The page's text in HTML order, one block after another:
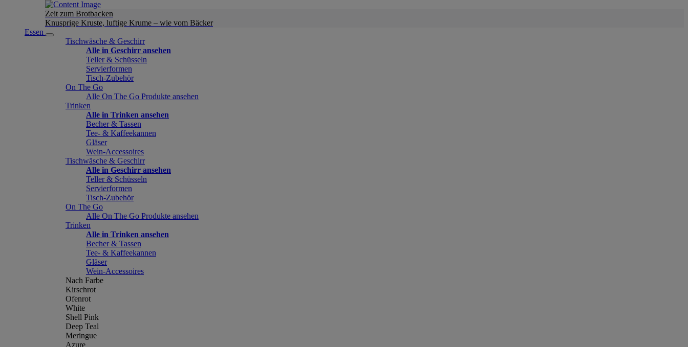
Zeit zum Brotbacken
Knusprige Kruste, luftige Krume – wie vom Bäcker
Essen
Tischwäsche & Geschirr
Alle in Geschirr ansehen
Teller & Schüsseln
Servierformen
Tisch-Zubehör
On The Go
Alle On The Go Produkte ansehen
Trinken
Alle in Trinken ansehen
Becher & Tassen
Tee- & Kaffeekannen
Gläser
Wein-Accessoires
Tischwäsche & Geschirr
Alle in Geschirr ansehen
Teller & Schüsseln
Servierformen
Tisch-Zubehör
On The Go
Alle On The Go Produkte ansehen
Trinken
Alle in Trinken ansehen
Becher & Tassen
Tee- & Kaffeekannen
Gläser
Wein-Accessoires
Nach Farbe
Kirschrot
Ofenrot
White
Shell Pink
Deep Teal
Meringue
Azure